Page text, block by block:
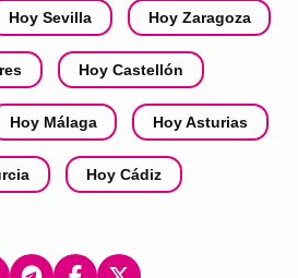
Hoy Sevilla Hoy Zaragoza
Hoy Castellón
Hoy Málaga Hoy Asturias
Hoy Cádiz